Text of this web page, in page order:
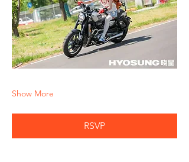
Show More
RSVP